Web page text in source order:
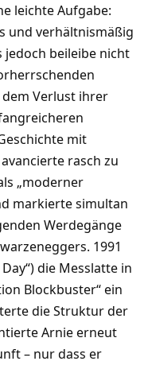
leichte Aufgabe:
und verhältnismäßig
beileibe nicht
Verlust ihrer
mit
rasch zu
„moderner
markierte simultan
Werdegänge
1991
die Messlatte in
Blockbuster“ ein
die Struktur der
Arnie erneut
– nur dass er